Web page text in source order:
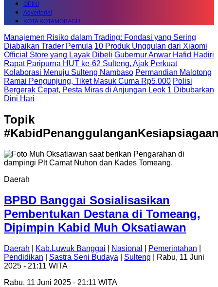
OPINI
Advertorial
KOTA KOTAMOBAGU
Manajemen Risiko dalam Trading: Fondasi yang Sering
Diabaikan Trader Pemula 10 Produk Unggulan dari Xiaomi
Official Store yang Layak Dibeli Gubernur Anwar Hafid Hadiri
Rapat Paripurna HUT ke-62 Sulteng, Ajak Perkuat
Kolaborasi Menuju Sulteng Nambaso Permandian Malotong
Ramai Pengunjung, Tiket Masuk Cuma Rp5.000 Polisi
Bergerak Cepat, Pesta Miras di Anjungan Leok 1 Dibubarkan
Dini Hari
Topik
Daerah
BPBD Banggai Sosialisasikan
Pembentukan Destana di Tomeang,
Dipimpin Kabid Muh Oksatiawan
Daerah Kab.Luwuk Banggai Nasional Pemerintahan
Pendidikan
Sastra Seni Budaya Sulteng | Rabu, 11 Juni
2025 - 21:11 WITA
Rabu, 11 Juni 2025 - 21:11 WITA